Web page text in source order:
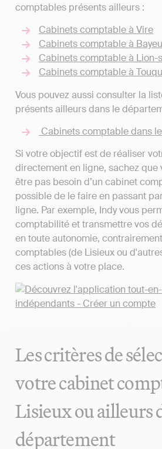
comptables présents ailleurs :
Cabinets comptable à Vire
Cabinets comptable à
Cabinets comptable à Lion-
Cabinets comptable à
Vous pouvez aussi consulter la
présents ailleurs dans le
Cabinets comptable dans
Si votre objectif est de réaliser
directement en ligne, sachez que
être pas besoin d’un cabinet
possible de le faire en passant
ligne. Par exemple, Indy vous
comptabilité et transmettre vos
en toute autonomie,
comptables (de Lisieux ou
ces actions à votre place.
Les critères de
votre cabinet
Lisieux ou ailleurs
département